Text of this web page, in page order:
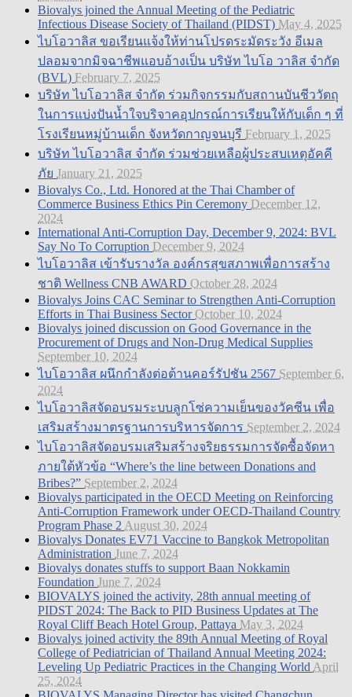
Biovalys joined the Annual Meeting of the Pediatric
Infectious Disease Society of Thailand (PIDST) May 4, 2025
ไบโอวาลิส ขอเรียนแจ้งให้ท่านโปรดระมัดระวัง อีเมล
ปลอมจากมิจฉาชีพแอบอ้างเป็น บริษัท ไบโอ วาลิส จำกัด
(BVL) February 7, 2025
บริษัท ไบโอวาลิส จำกัด ร่วมกิจกรรมกับสถานบันชีววัตถุ
ในการแบ่งปันน้ำใจบริจาคอุปกรณ์การเรียนให้กับเด็ก ๆ ที่
โรงเรียนหมู่บ้านเด็ก จังหวัดกาญจนบุรี February 1, 2025
บริษัท ไบโอวาลิส จำกัด ร่วมช่วยเหลือผู้ประสบเหตุอัคคี
ภัย January 21, 2025
Biovalys Co., Ltd. Honored at the Thai Chamber of
Commerce Business Ethics Pin Ceremony December 12,
2024
International Anti-Corruption Day, December 9, 2024: BVL
Say No To Corruption December 9, 2024
ไบโอวาลิส เข้ารับรางวัล องค์กรสุขสภาพเพื่อการสร้าง
ชาติ Wellness CNB AWARD October 28, 2024
Biovalys Joins CAC Seminar to Strengthen Anti-Corruption
Efforts in Thai Business SectorOctober 10, 2024
Biovalys joined discussion on Good Governance in the
Procurement of Drugs and Non-Drug Medical Supplies
September 10, 2024
ไบโอวาลิส ผนึกกำลังต่อต้านคอร์รัปชัน 2567 September 6,
2024
ไบโอวาลิสจัดอบรมระบบลูกโซ่ความเย็นของวัคซีน เพื่อ
เสริมสร้างมาตรฐานการบริหารจัดการ September 2, 2024
ไบโอวาลิสจัดอบรมเสริมสร้างจริยธรรมการจัดซื้อจัดหา
ภายใต้หัวข้อ “Where’s the line between Donations and
Bribes?” September 2, 2024
Biovalys participated in the OECD Meeting on Reinforcing
Anti-Corruption Framework under OECD-Thailand Country
Program Phase 2 August 30, 2024
Biovalys Donates EV71 Vaccine to Bangkok Metropolitan
Administration June 7, 2024
Biovalys donates stuffs to support Baan Nokkamin
Foundation June 7, 2024
BIOVALYS joined the activity, 28th annual meeting of
PIDST 2024: The Back to PID Business Updates at The
Royal Cliff Beach Hotel Group, Pattaya May 3, 2024
Biovalys joined activity the 89th Annual Meeting of Royal
College of Pediatrician of Thailand Annual Meeting 2024:
Leveling Up Pediatric Practices in the Changing World April
25, 2024